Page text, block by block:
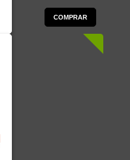
COMPRAR